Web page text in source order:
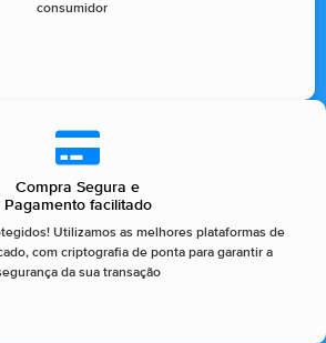
consumidor
Compra Segura e
Pagamento facilitado
Utilizamos as melhores plataformas de
com criptografia de ponta para garantir a
da sua transação